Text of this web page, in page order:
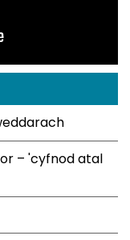
– 'cyfnod atal